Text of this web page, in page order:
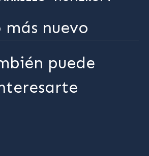
más nuevo
puede